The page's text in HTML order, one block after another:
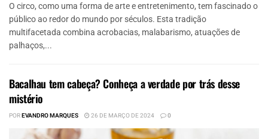
O circo, como uma forma de arte e entretenimento, tem fascinado o
público ao redor do mundo por séculos. Esta tradição
multifacetada combina acrobacias, malabarismo, atuações de
palhaços,...
Bacalhau tem cabeça? Conheça a verdade por trás desse
mistério
POREVANDRO MARQUES 26 DE MARÇO DE 2024 0